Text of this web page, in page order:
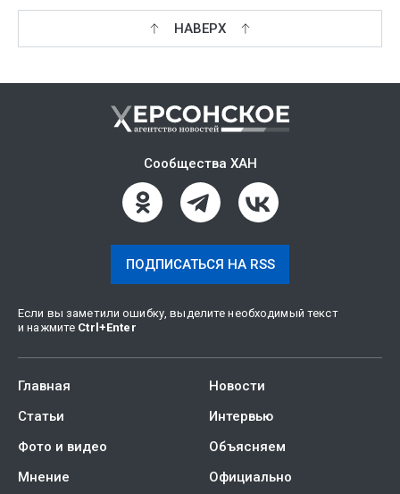
НАВЕРХ
Сообщества ХАН
ПОДПИСАТЬСЯ НА RSS
Если вы заметили ошибку, выделите необходимый текст
и нажмите Ctrl +Enter
Главная
Новости
Статьи
Интервью
Фото и видео
Объясняем
Мнение
Официально